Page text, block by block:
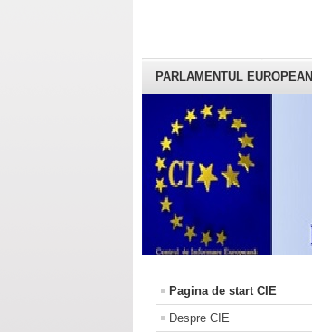
PARLAMENTUL EUROPEAN
Pagina de start CIE
Despre CIE